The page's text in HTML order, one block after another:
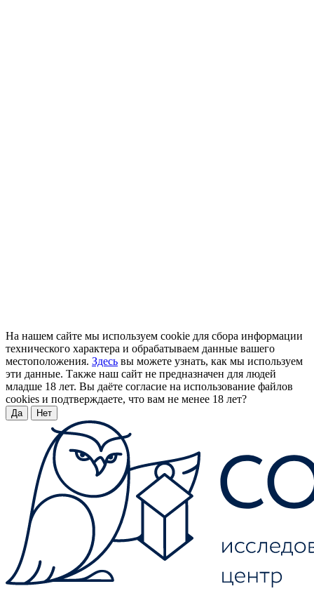
На нашем сайте мы используем cookie для сбора информации
технического характера и обрабатываем данные вашего
местоположения. Здесь вы можете узнать, как мы используем
эти данные. Также наш сайт не предназначен для людей
младше 18 лет. Вы даёте согласие на использование файлов
cookies и подтверждаете, что вам не менее 18 лет?
Да Нет